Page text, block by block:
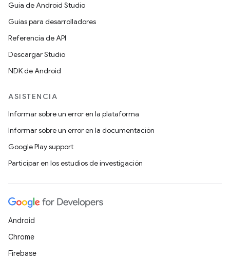
Guía de Android Studio
Guías para desarrolladores
Referencia de API
Descargar Studio
NDK de Android
ASISTENCIA
Informar sobre un error en la plataforma
Informar sobre un error en la documentación
Google Play support
Participar en los estudios de investigación
Android
Chrome
Firebase